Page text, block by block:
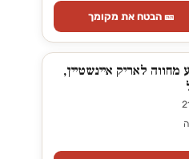
🎫 הבטח את מקומך
לאריק איינשטיין,